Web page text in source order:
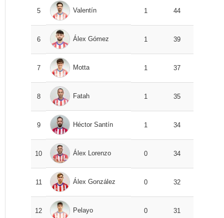
5 Valentín 1 44
6 Álex Gómez 1 39
7 Motta 1 37
8 Fatah 1 35
9 Héctor Santín 1 34
10 Álex Lorenzo 0 34
11 Álex González 0 32
12 Pelayo 0 31